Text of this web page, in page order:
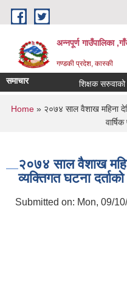
Skip to main content
अन्नपूर्ण गाउँपालिका
गण्डकी प्रदेश, कास्की
समाचार शिक्षक सरुवाको
You are here
Home» २०७४ साल वैशाख महिना
२०७४ साल वैशाख
व्यक्तिगत घटना
Submitted on: Mon, 09/